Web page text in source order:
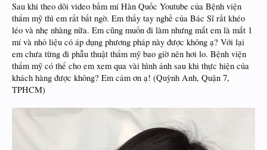
Sau khi theo dõi video bấm mí Hàn Quốc Youtube của Bệnh viện
thẩm mỹ thì em rất bất ngờ. Em thấy tay nghề của Bác Sĩ rất khéo
léo và nhẹ nhàng nữa. Em cũng muốn đi làm nhưng mắt em là mắt 1
mí và nhỏ liệu có áp dụng phương pháp này được không ạ? Với lại
em chưa từng đi phẫu thuật thẩm mỹ bao giờ nên hơi lo. Bệnh viện
thẩm mỹ có thể cho em xem qua vài hình ảnh sau khi thực hiện của
khách hàng được không? Em cảm ơn ạ! (Quỳnh Anh, Quận 7,
TPHCM)